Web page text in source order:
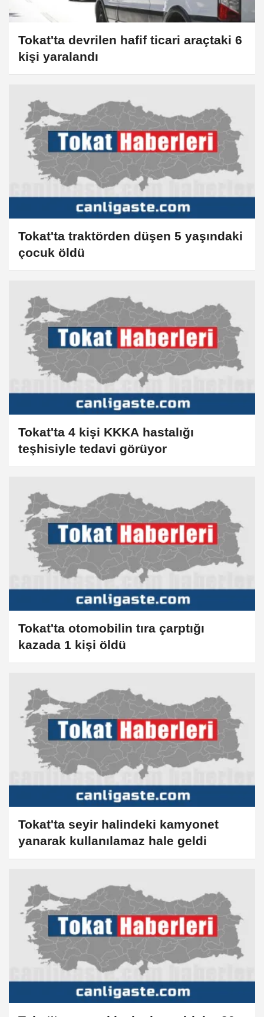
Tokat'ta devrilen hafif ticari araçtaki 6
kişi yaralandı
Tokat'ta traktörden düşen 5 yaşındaki
çocuk öldü
Tokat'ta 4 kişi KKKA hastalığı
teşhisiyle tedavi görüyor
Tokat'ta otomobilin tıra çarptığı
kazada 1 kişi öldü
Tokat'ta seyir halindeki kamyonet
yanarak kullanılamaz hale geldi